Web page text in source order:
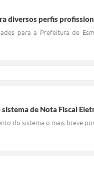
diversos perfis
para a Prefeitura de
de Nota Fiscal
do sistema o mais breve